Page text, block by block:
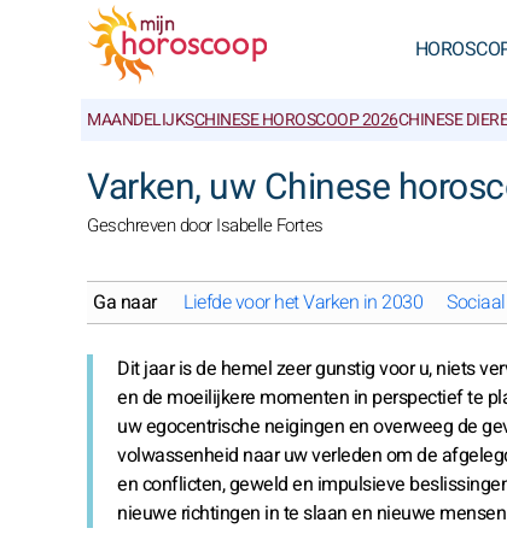
MAANDELIJKSCHINESE HOROSCOOP 2026CHINESE
Varken, uw Chinese
Geschreven door Isabelle Fortes
Ga naar Liefde voor het Varken in 2030
Dit jaar is de hemel zeer gunstig voor u, niets
en de moeilijkere momenten in perspectief te
uw egocentrische neigingen en overweeg de
volwassenheid naar uw verleden om de
en conflicten, geweld en impulsieve
nieuwe richtingen in te slaan en nieuwe